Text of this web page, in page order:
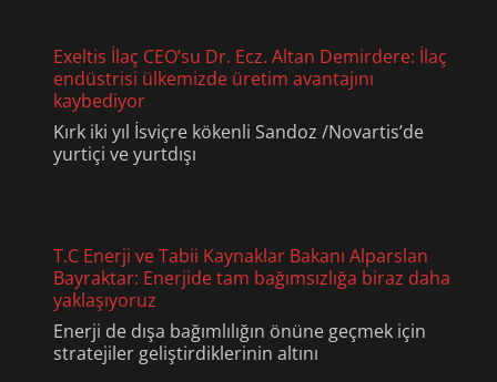
Exeltis İlaç CEO’su Dr. Ecz. Altan Demirdere: İlaç
endüstrisi ülkemizde üretim avantajını
kaybediyor
Kırk iki yıl İsviçre kökenli Sandoz /Novartis’de
yurtiçi ve yurtdışı
T.C Enerji ve Tabii Kaynaklar Bakanı Alparslan
Bayraktar: Enerjide tam bağımsızlığa biraz daha
yaklaşıyoruz
Enerji de dışa bağımlılığın önüne geçmek için
stratejiler geliştirdiklerinin altını